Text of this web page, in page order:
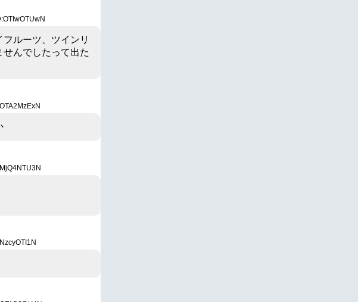
ルーツ、ツインリ
んでしたって出た